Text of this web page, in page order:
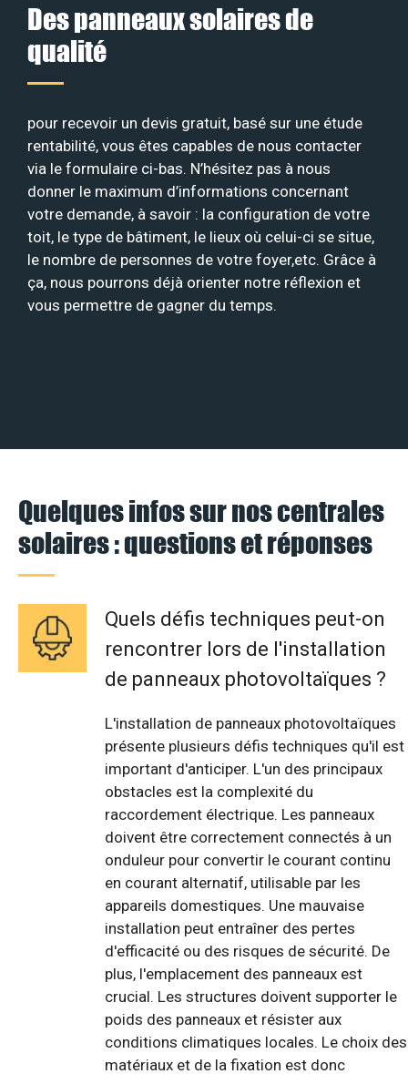
Des panneaux solaires de
qualité
pour recevoir un devis gratuit, basé sur une étude
rentabilité, vous êtes capables de nous contacter
via le formulaire ci-bas. N’hésitez pas à nous
donner le maximum d’informations concernant
votre demande, à savoir : la configuration de votre
toit, le type de bâtiment, le lieux où celui-ci se situe,
le nombre de personnes de votre foyer,etc. Grâce à
ça, nous pourrons déjà orienter notre réflexion et
vous permettre de gagner du temps.
Quelques infos sur nos centrales
solaires : questions et réponses
Quels défis techniques peut-on
rencontrer lors de l'installation
de panneaux photovoltaïques ?
L'installation de panneaux photovoltaïques
présente plusieurs défis techniques qu'il est
important d'anticiper. L'un des principaux
obstacles est la complexité du
raccordement électrique. Les panneaux
doivent être correctement connectés à un
onduleur pour convertir le courant continu
en courant alternatif, utilisable par les
appareils domestiques. Une mauvaise
installation peut entraîner des pertes
d'efficacité ou des risques de sécurité. De
plus, l'emplacement des panneaux est
crucial. Les structures doivent supporter le
poids des panneaux et résister aux
conditions climatiques locales. Le choix des
matériaux et de la fixation est donc